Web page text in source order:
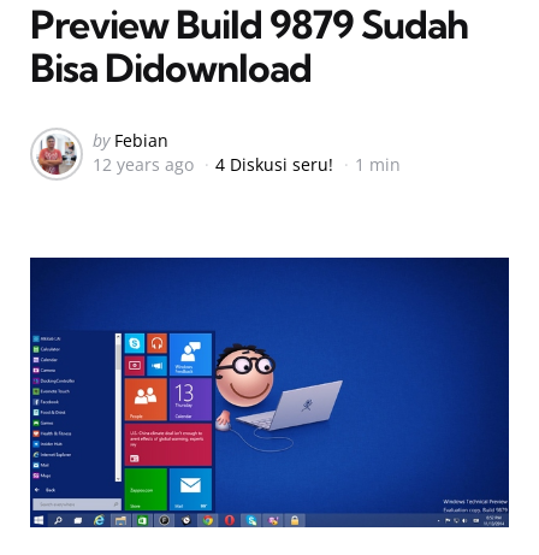
Preview Build 9879 Sudah
Bisa Didownload
Posted
by
by Febian
12 years ago
4 Diskusi seru! 1 min